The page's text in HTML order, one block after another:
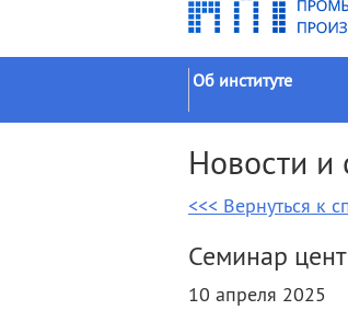
Об институте
Официальные
История
Научные
Прочие подразделения
Новости и
<<< Вернуться к
Семинар
10 апреля 2025